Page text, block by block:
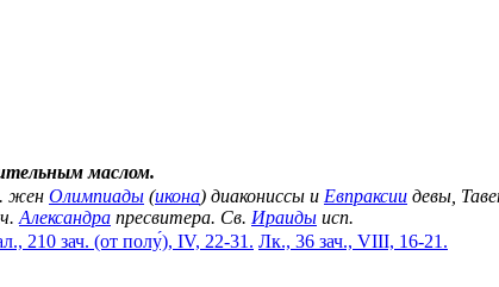
маслом.
жен Олимпиады (икона) диакониссы и Евпраксии девы,
Александра пресвитера. Св. Ираиды исп.
210 зач. (от полу́), IV, 22-31. Лк., 36 зач., VIII, 16-21.